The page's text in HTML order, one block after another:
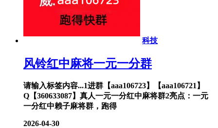
科技
风铃红中麻将一元一分群
请输入标签内容...1进群【aaa106723】【aaa106721】
Q【360633087】真人一元一分红中麻将群2亮点：一元
一分红中赖子麻将群，跑得
2026-04-30